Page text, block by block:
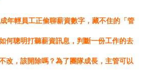
年輕員工正偷聊薪資數字，藏不住的「管
何聰明打聽薪資訊息，判斷一份工作的去
改，該開除嗎？為了團隊成長，主管可以